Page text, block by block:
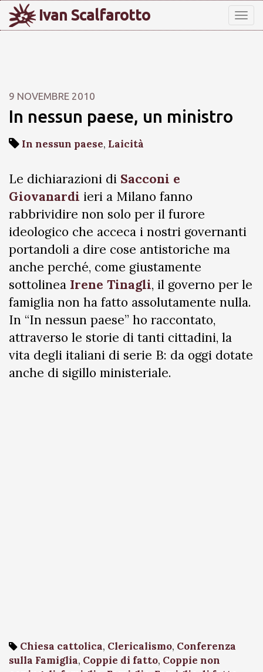
Ivan Scalfarotto
9 NOVEMBRE 2010
In nessun paese, un ministro
In nessun paese, Laicità
Le dichiarazioni di Sacconi e
Giovanardi ieri a Milano fanno
rabbrividire non solo per il furore
ideologico che acceca i nostri governanti
portandoli a dire cose antistoriche ma
anche perché, come giustamente
sottolinea Irene Tinagli, il governo per le
famiglia non ha fatto assolutamente nulla.
In “In nessun paese” ho raccontato,
attraverso le storie di tanti cittadini, la
vita degli italiani di serie B: da oggi dotate
anche di sigillo ministeriale.
Chiesa cattolica, Clericalismo, Conferenza
sulla Famiglia, Coppie di fatto, Coppie non